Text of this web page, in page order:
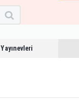
Yayınevleri